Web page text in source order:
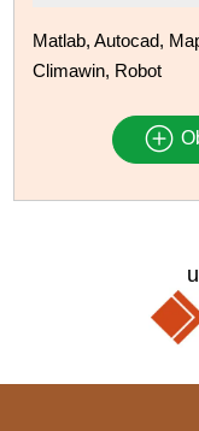
Matlab, Autocad,
Climawin, Robot